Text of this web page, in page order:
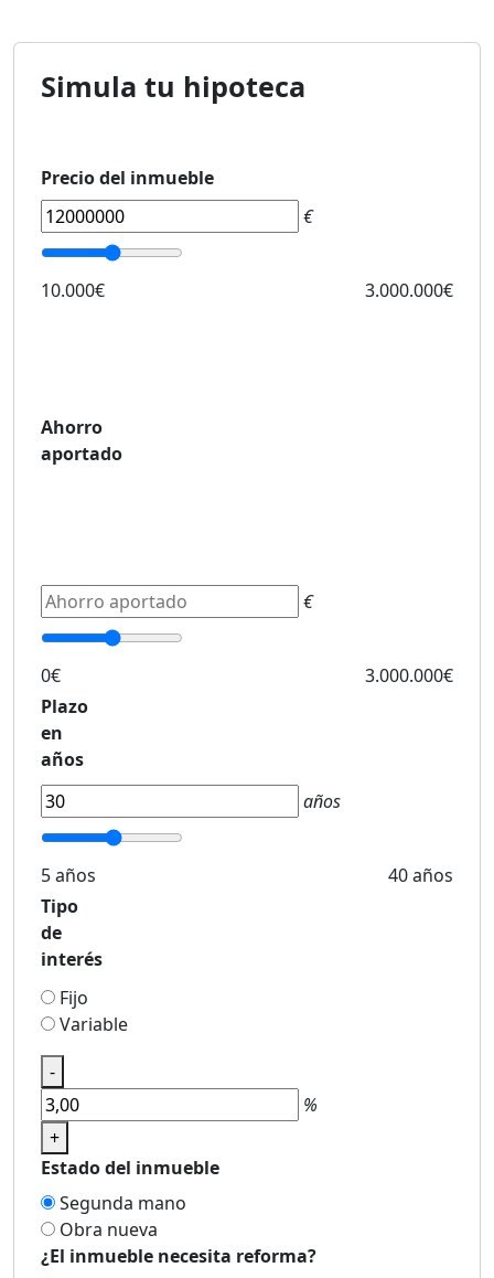
Simula tu hipoteca
Precio del inmueble
€
10.000€ 3.000.000€
Ahorro
aportado
€
0€
3.000.000€
Plazo
en
años
años
5 años
40 años
Tipo
de
interés
Fijo
Variable
-
%
+
Estado del inmueble
Segunda mano
Obra nueva
¿El inmueble necesita reforma?